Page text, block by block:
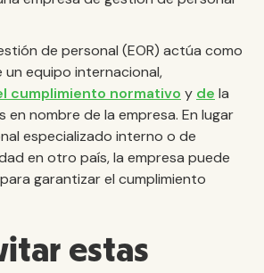
de personal (EOR) actúa como
un equipo internacional,
cumplimiento normativo y de la
en nombre de la empresa. En lugar
especializado interno o de
en otro país, la empresa puede
garantizar el cumplimiento
estas